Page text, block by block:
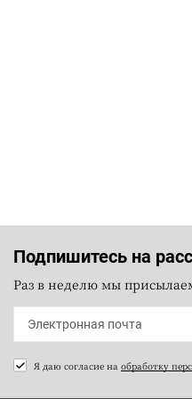
Подпишитесь на
Раз в неделю мы
Я даю согласие на обработку